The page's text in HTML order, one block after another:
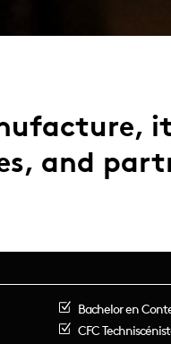
and
Bachelor en
CFC